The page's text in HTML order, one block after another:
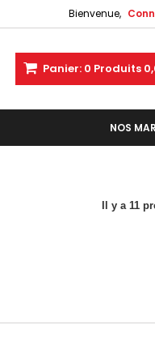
Bienvenue,
Panier: 0 Produits
NOS
Il y a 11